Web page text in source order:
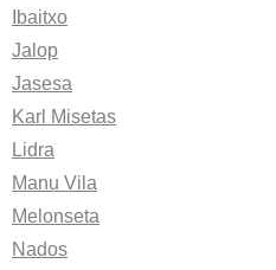
Ibaitxo
Jalop
Jasesa
Karl Misetas
Lidra
Manu Vila
Melonseta
Nados